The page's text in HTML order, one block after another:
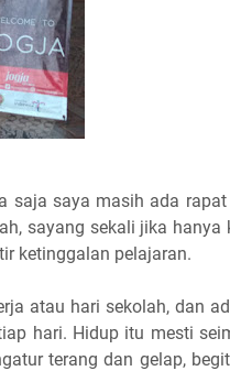
saja saya masih ada rapat
sayang sekali jika hanya
ketinggalan pelajaran.
atau hari sekolah, dan
hari. Hidup itu mesti
terang dan gelap,